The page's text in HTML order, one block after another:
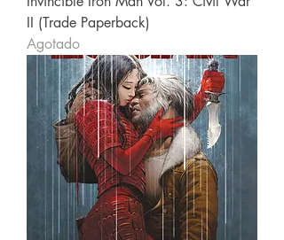
II (Trade Paperback)
Agotado